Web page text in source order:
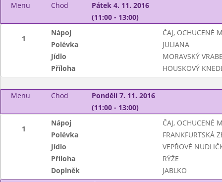
Menu
Chod
Pátek 4. 11. 2016
(11:00 - 13:00)
1
Nápoj
ČAJ, OCHUCENÉ
Polévka
JULIANA
Jídlo
MORAVSKÝ
Příloha
HOUSKOVÝ
Menu Chod
Pondělí 7. 11. 2016
(11:00 - 13:00)
1
Nápoj
ČAJ, OCHUCENÉ
Polévka
FRANKFURTSKÁ
Jídlo
VEPŘOVÉ
Příloha
RÝŽE
Doplněk
JABLKO